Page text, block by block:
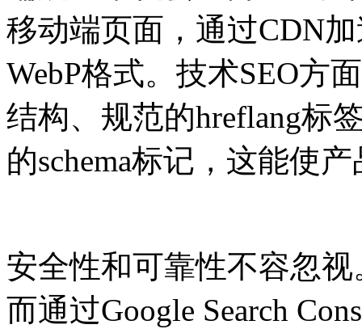
移动端页面，通过CDN
WebP格式。技术SEO方
结构、规范的hreflang标
的schema标记，这能使
安全性和可靠性不容忽
而通过Google Search